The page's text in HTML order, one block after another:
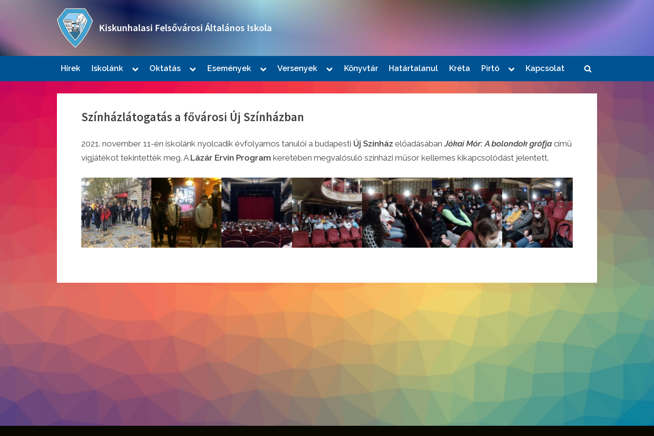
Kiskunhalasi Felsővárosi Általános Iskola
Hírek Iskolánk
Toggle
menu
Toggle
menu
Toggle
sub-
menu
Oktatás
Toggle
menu
Események
Toggle
menu
Versenyek
Toggle
menu
Könyvtár Határtalanul Kréta Pirtó
Toggle
menu
Kapcsolat
Toggle
Színházlátogatás a fővárosi Új Színházban
november 11-én iskolánk nyolcadik évfolyamos tanulói a budapesti Új Színház előadásábanJókai Mór: A bolondok grófja című
vígjátékot tekintették meg. A Lázár Ervin Program keretében megvalósuló színházi műsor kellemes kikapcsolódást jelentett.